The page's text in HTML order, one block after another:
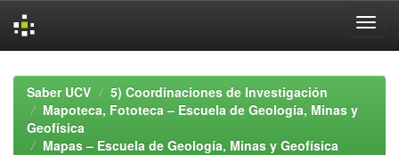
navigationSaber UCV
5) Coordinaciones de Investigación
Mapoteca, Fototeca – Escuela de Geología, Minas y
Geofísica
Mapas – Escuela de Geología, Minas y Geofísica